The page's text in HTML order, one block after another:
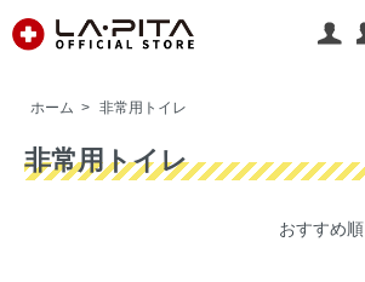
ホーム > 非常用トイレ
非常用トイレ
おすすめ順